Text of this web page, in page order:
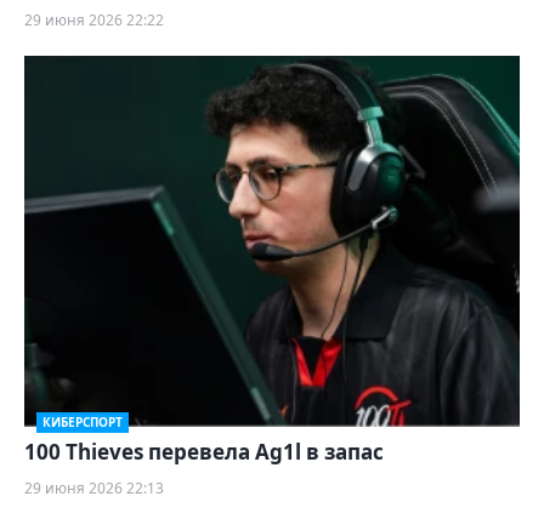
29 июня 2026 22:22
КИБЕРСПОРТ
100 Thieves перевела Ag1l в запас
29 июня 2026 22:13